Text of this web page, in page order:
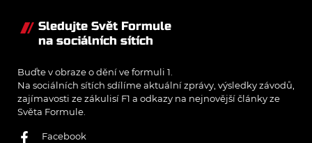
Sledujte Svět Formule
na sociálních sítích
Buďte v obraze o dění ve formuli 1.
Na sociálních sítích sdílíme aktuální zprávy, výsledky závodů,
zajímavosti ze zákulisí F1 a odkazy na nejnovější články ze
Světa Formule.
Facebook